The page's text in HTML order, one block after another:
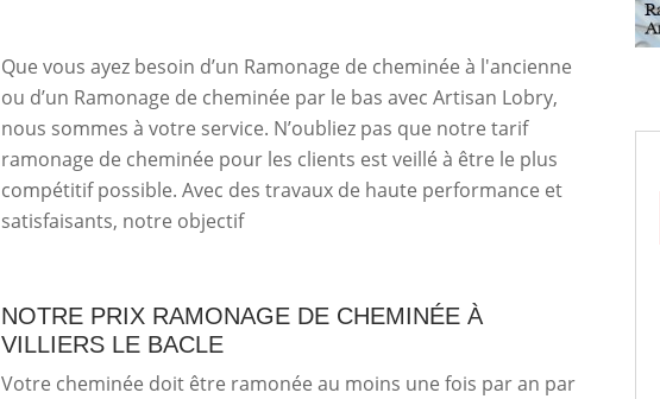
Que vous ayez besoin d’un Ramonage de cheminée à l'ancienne
ou d’un Ramonage de cheminée par le bas avec Artisan Lobry,
nous sommes à votre service. N’oubliez pas que notre tarif
ramonage de cheminée pour les clients est veillé à être le plus
compétitif possible. Avec des travaux de haute performance et
satisfaisants, notre objectif
NOTRE PRIX RAMONAGE DE CHEMINÉE À
VILLIERS LE BACLE
Votre cheminée doit être ramonée au moins une fois par an par